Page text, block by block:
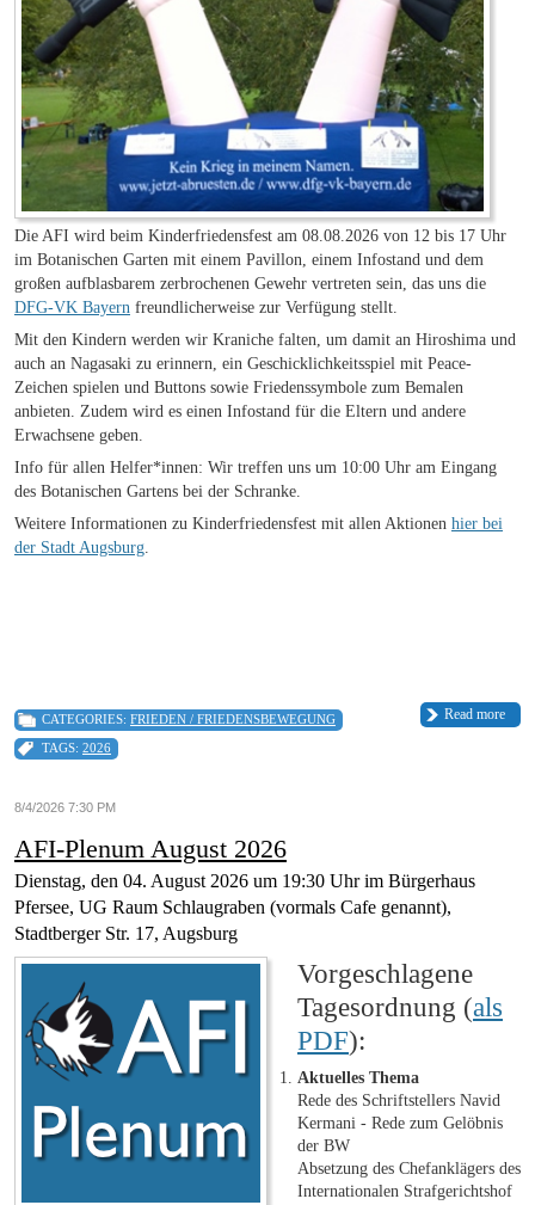
Die AFI wird beim Kinderfriedensfest am 08.08.2026 von 12 bis 17 Uhr
im Botanischen Garten mit einem Pavillon, einem Infostand und dem
großen aufblasbarem zerbrochenen Gewehr vertreten sein, das uns die
DFG-VK Bayern freundlicherweise zur Verfügung stellt.
Mit den Kindern werden wir Kraniche falten, um damit an Hiroshima und
auch an Nagasaki zu erinnern, ein Geschicklichkeitsspiel mit Peace-
Zeichen spielen und Buttons sowie Friedenssymbole zum Bemalen
anbieten. Zudem wird es einen Infostand für die Eltern und andere
Erwachsene geben.
Info für allen Helfer*innen: Wir treffen uns um 10:00 Uhr am Eingang
des Botanischen Gartens bei der Schranke.
Weitere Informationen zu Kinderfriedensfest mit allen Aktionen hier bei
der Stadt Augsburg
Read more
CATEGORIES: FRIEDEN / FRIEDENSBEWEGUNG
TAGS: 2026
8/4/2026 7:30 PM
AFI-Plenum August 2026
Dienstag, den 04. August 2026 um 19:30 Uhr im Bürgerhaus
Pfersee, UG Raum Schlaugraben (vormals Cafe genannt),
Stadtberger Str. 17, Augsburg
Vorgeschlagene
Tagesordnung (als
PDF):
Aktuelles Thema
Rede des Schriftstellers Navid
Kermani - Rede zum Gelöbnis
der BW
Absetzung des Chefanklägers des
Internationalen Strafgerichtshof